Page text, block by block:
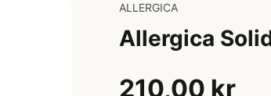
ALLERGICA
Allergica
210,00 kr